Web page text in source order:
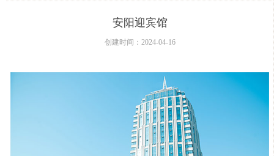
安阳迎宾馆
创建时间： 2024-04-16